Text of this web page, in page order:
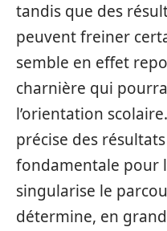
tandis que des
peuvent freiner
semble en effet
charnière qui
l’orientation
précise des
fondamentale pour
singularise le
détermine, en